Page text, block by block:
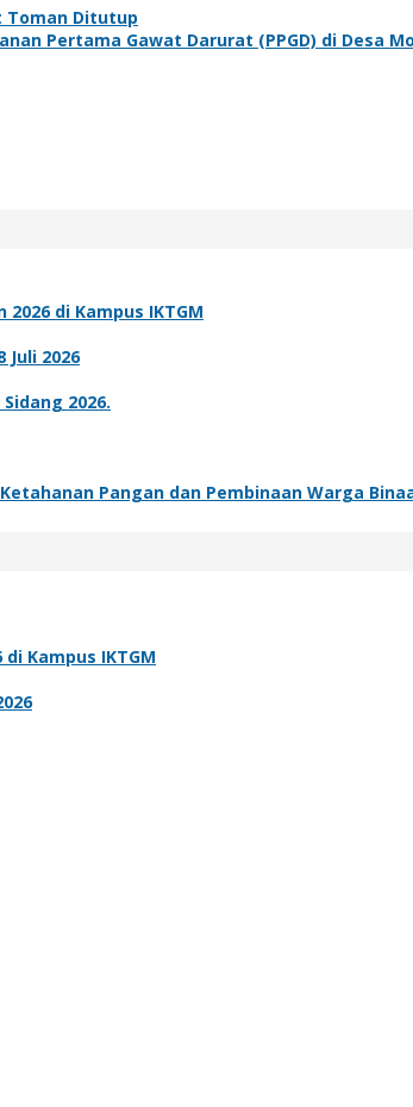
Toman Ditutup
Pertama Gawat Darurat (PPGD) di Desa
di Kampus IKTGM
2026
2026.
Pangan dan Pembinaan Warga
Kampus IKTGM